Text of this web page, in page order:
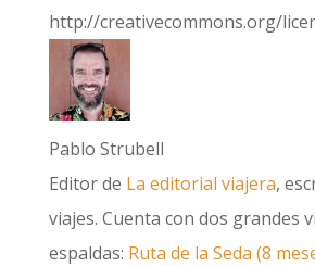
http://creativecommons.org/
Pablo Strubell
Editor de La editorial viajera,
viajes. Cuenta con dos grandes
espaldas: Ruta de la Seda (8